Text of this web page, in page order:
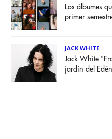
Los álbumes
primer
JACK WHITE
Jack White
jardín del